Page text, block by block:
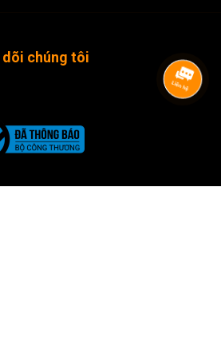
dõi chúng tôi